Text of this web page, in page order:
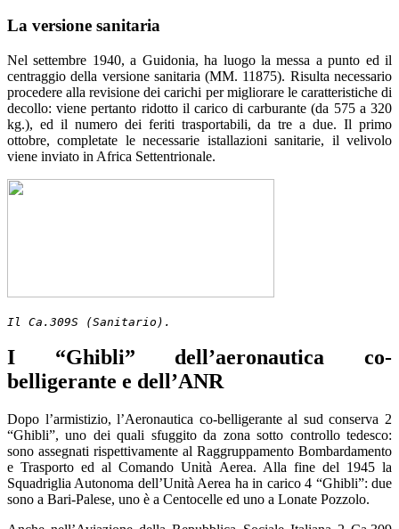
La versione sanitaria
Nel settembre 1940, a Guidonia, ha luogo la messa a punto ed il
centraggio della versione sanitaria (MM. 11875). Risulta necessario
procedere alla revisione dei carichi per migliorare le caratteristiche di
decollo: viene pertanto ridotto il carico di carburante (da 575 a 320
kg.), ed il numero dei feriti trasportabili, da tre a due. Il primo
ottobre, completate le necessarie istallazioni sanitarie, il velivolo
viene inviato in Africa Settentrionale.
Il Ca.309S (Sanitario).
I “Ghibli” dell’aeronautica co-
belligerante e dell’ANR
Dopo l’armistizio, l’Aeronautica co-belligerante al sud conserva 2
“Ghibli”, uno dei quali sfuggito da zona sotto controllo tedesco:
sono assegnati rispettivamente al Raggruppamento Bombardamento
e Trasporto ed al Comando Unità Aerea. Alla fine del 1945 la
Squadriglia Autonoma dell’Unità Aerea ha in carico 4 “Ghibli”: due
sono a Bari-Palese, uno è a Centocelle ed uno a Lonate Pozzolo.